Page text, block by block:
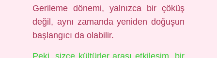
Gerileme dönemi, yalnızca bir çöküş
değil, aynı zamanda yeniden doğuşun
başlangıcı da olabilir.
Peki, sizce kültürler arası etkileşim, bir